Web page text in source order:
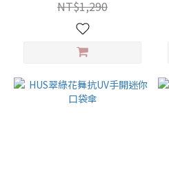
NT$1,290